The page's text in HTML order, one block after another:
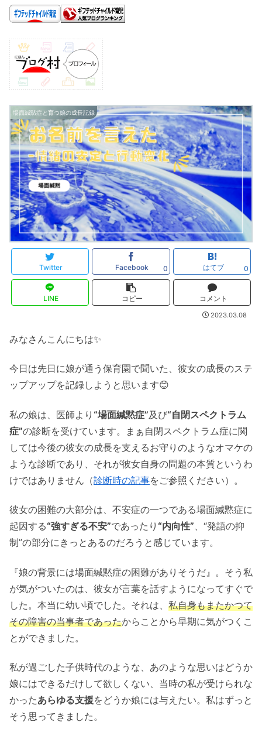
場面緘黙症と育つ娘の成長記録
Twitter Facebook 0 はてブ 0
LINE コピー コメント
2023.03.08
みなさんこんにちは✨
今日は先日に娘が通う保育園で聞いた、彼女の成長のステ
ップアップを記録しようと思います😊
私の娘は、医師より “場面緘黙症”及び“自閉スペクトラム
症”の診断を受けています。まぁ自閉スペクトラム症に関
しては今後の彼女の成長を支えるお守りのようなオマケの
ような診断であり、それが彼女自身の問題の本質というわ
けではありません（診断時の記事をご参照ください）。
彼女の困難の大部分は、不安症の一つである場面緘黙症に
起因する“強すぎる不安”であったり “内向性”、“発語の抑
制”の部分にきっとあるのだろうと感じています。
『娘の背景には場面緘黙症の困難がありそうだ』。そう私
が気がついたのは、彼女が言葉を話すようになってすぐで
した。本当に幼い頃でした。それは、 私自身もまたかつて
その障害の当事者であったからことから早期に気がつくこ
とができました。
私が過ごした子供時代のような、あのような思いはどうか
娘にはできるだけして欲しくない、当時の私が受けられな
かったあらゆる支援をどうか娘には与えたい。私はずっと
そう思ってきました。